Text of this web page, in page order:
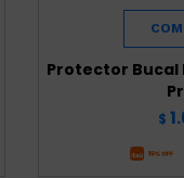
Protector Bucal
$